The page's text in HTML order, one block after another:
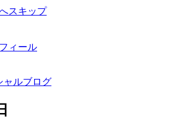
オフィシャルブロ
Official Blog
スキップ
ィール